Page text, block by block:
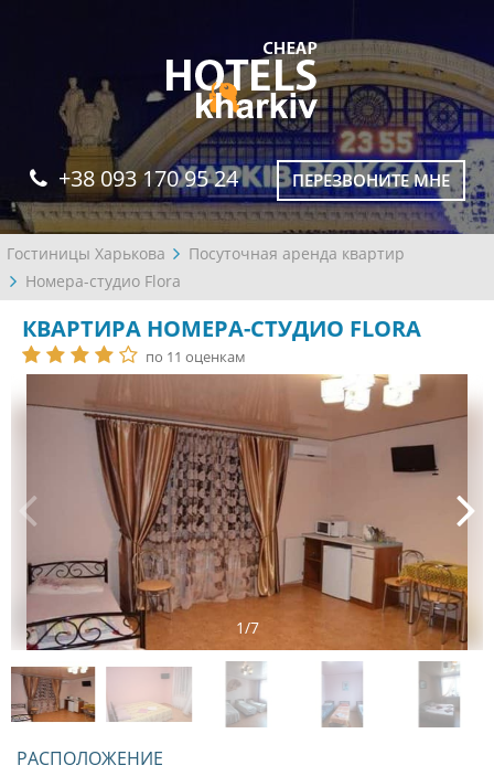
+38 093 170 95 24 ПЕРЕЗВОНИТЕ МНЕ
Гостиницы Харькова
Посуточная аренда квартир
Номера-студио Flora
КВАРТИРА НОМЕРА-СТУДИО FLORA
по 11 оценкам
1/7
РАСПОЛОЖЕНИЕ